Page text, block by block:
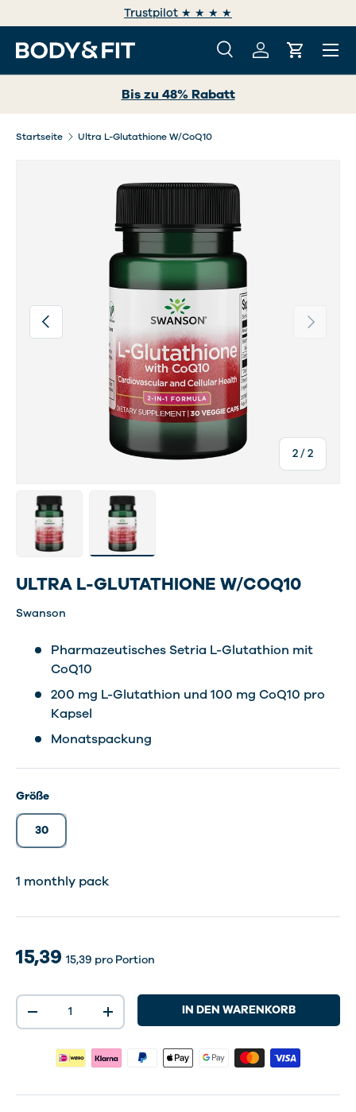
DIREKT ZUM INHALT
Trustpilot ★ ★ ★ ★
Suchen
SucheEinloggen
Menü
Bis zu 48% Rabatt
Startseite Ultra L-Glutathione W/CoQ10
Vorherige
2/von
2
Nächste
Bild 1 in Galerieansicht laden
Bild 2 in Galerieansicht laden
ULTRA L-GLUTATHIONE W/COQ10
Swanson
Pharmazeutisches Setria L-Glutathion mit
CoQ10
200 mg L-Glutathion und 100 mg CoQ10 pro
Kapsel
Monatspackung
Größe
30
1 monthly pack
15,39 15,39 pro Portion
Anzahl
-
+ IN DEN WARENKORB